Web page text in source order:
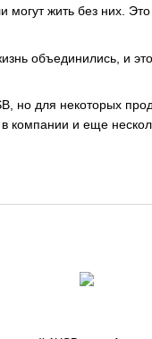
жить без них.
объединились, и
но для некоторых
компании и еще